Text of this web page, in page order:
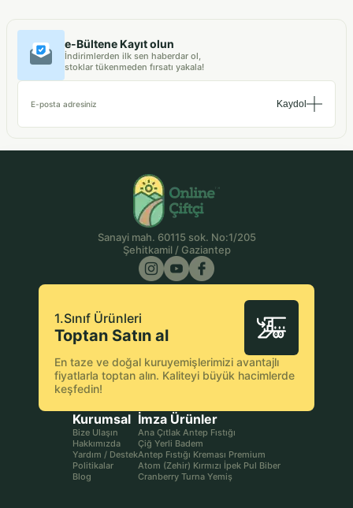
e-Bültene Kayıt olun
İndirimlerden ilk sen haberdar ol,
stoklar tükenmeden fırsatı yakala!
E-posta adresiniz Kaydol
Kurumsal
Bize Ulaşın
Hakkımızda
Yardım / Destek
Politikalar
Blog
İmza Ürünler
Ana Çıtlak Antep Fıstığı
Çiğ Yerli Badem
Antep Fıstığı Kreması Premium
Atom (Zehir) Kırmızı İpek Pul Biber
Cranberry Turna Yemiş
1.Sınıf Ürünleri
Toptan Satın al
En taze ve doğal kuruyemişlerimizi avantajlı
fiyatlarla toptan alın. Kaliteyi büyük hacimlerde
keşfedin!
Sanayi mah. 60115 sok. No:1/205
Şehitkamil / Gaziantep